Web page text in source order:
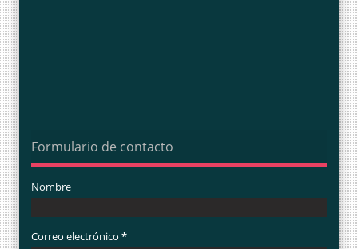
Formulario de contacto
Nombre
Correo electrónico *